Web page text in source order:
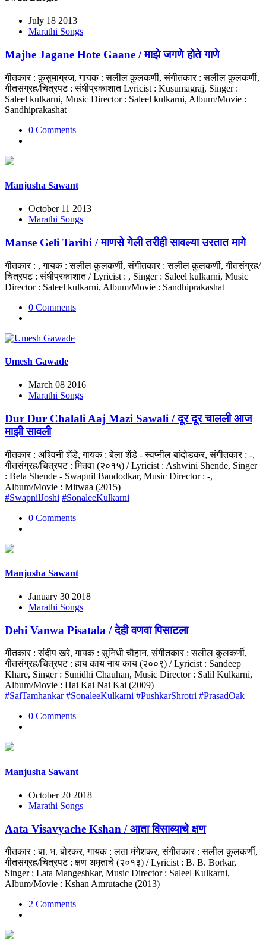
July 18 2013
Marathi Songs
Majhe Jagane Hote Gaane / माझे जगणे होते गाणे
गीतकार : कुसुमाग्रज, गायक : सलील कुलकर्णी, संगीतकार : सलील कुलकर्णी,
गीतसंग्रह/चित्रपट : संधीप्रकाशात Lyricist : Kusumagraj, Singer :
Saleel kulkarni, Music Director : Saleel kulkarni, Album/Movie :
Sandhiprakashat
0 Comments
Manjusha Sawant
October 11 2013
Marathi Songs
Manse Geli Tarihi / माणसे गेली तरीही सावल्या उरतात मागे
गीतकार : , गायक : सलील कुलकर्णी, संगीतकार : सलील कुलकर्णी, गीतसंग्रह/
चित्रपट : संधीप्रकाशात / Lyricist : , Singer : Saleel kulkarni, Music
Director : Saleel kulkarni, Album/Movie : Sandhiprakashat
0 Comments
Umesh Gawade
March 08 2016
Marathi Songs
Dur Dur Chalali Aaj Mazi Sawali / दूर दूर चालली आज
माझी सावली
गीतकार : अश्विनी शेंडे, गायक : बेला शेंडे - स्वप्नील बांदोडकर, संगीतकार : -,
गीतसंग्रह/चित्रपट : मितवा (२०१५) / Lyricist : Ashwini Shende, Singer
: Bela Shende - Swapnil Bandodkar, Music Director : -,
Album/Movie : Mitwaa (2015)
#SwapnilJoshi #SonaleeKulkarni
0 Comments
Manjusha Sawant
January 30 2018
Marathi Songs
Dehi Vanwa Pisatala / देही वणवा पिसाटला
गीतकार : संदीप खरे, गायक : सुनिधी चौहान, संगीतकार : सलील कुलकर्णी,
गीतसंग्रह/चित्रपट : हाय काय नाय काय (२००९) / Lyricist : Sandeep
Khare, Singer : Sunidhi Chauhan, Music Director : Salil Kulkarni,
Album/Movie : Hai Kai Nai Kai (2009)
#SaiTamhankar #SonaleeKulkarni #PushkarShrotri #PrasadOak
0 Comments
Manjusha Sawant
October 20 2018
Marathi Songs
Aata Visavyache Kshan / आता विसाव्याचे क्षण
गीतकार : बा. भ. बोरकर, गायक : लता मंगेशकर, संगीतकार : सलील कुलकर्णी,
गीतसंग्रह/चित्रपट : क्षण अमृताचे (२०१३) / Lyricist : B. B. Borkar,
Singer : Lata Mangeshkar, Music Director : Saleel Kulkarni,
Album/Movie : Kshan Amrutache (2013)
2 Comments